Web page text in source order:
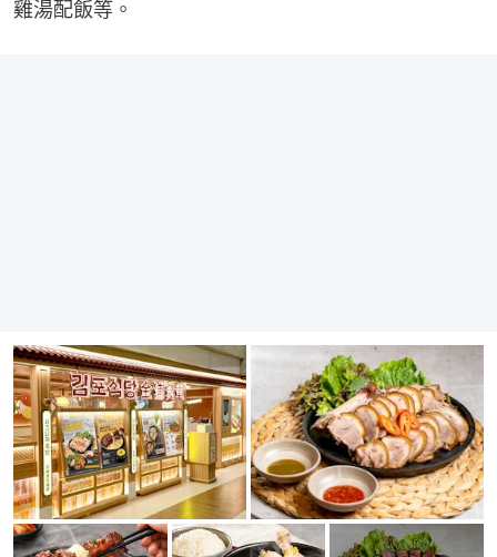
雞湯配飯等。